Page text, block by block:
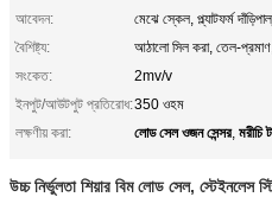
আবেদন:
মেঝে স্কেল, প্ল্যাটফর্ম
বৈশিষ্ট্য:
আঠালো সিল করা, তেল-
সংকেত:
2mv/v
ইনপুট/আউটপুট প্রতিরোধ:350 ওহম
লক্ষণীয় করা:
লোড সেল ওজন সেন্সর,
উচ্চ নির্ভুলতা শিয়ার বিম লোড সেল, স্টেইনলেস